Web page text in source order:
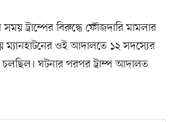
ট্রাম্পের বিরুদ্ধে ফৌজদারি মামলার
ম্যানহাটনের ওই আদালতে ১২ সদস্যের
ঘটনার পরপর ট্রাম্প আদালত